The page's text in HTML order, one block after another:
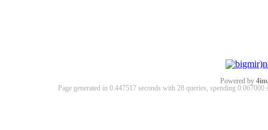
Powered by
Page generated in 0.447517 seconds with 28 queries, spending